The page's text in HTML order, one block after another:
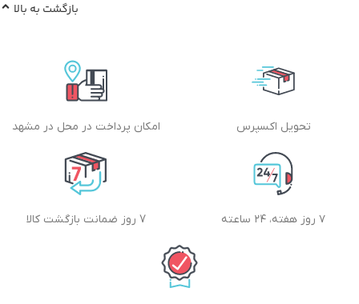
بازگشت به بالا
تحویل اکسپرس امکان پرداخت در محل در مشهد
۷ روز هفته، ۲۴ ساعته 7 روز ضمانت بازگشت کالا